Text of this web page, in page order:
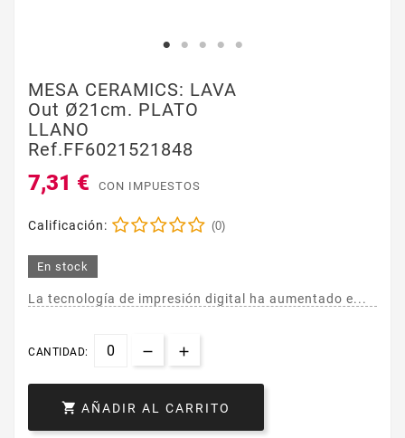
MESA CERAMICS: LAVA
Out Ø21cm. PLATO
LLANO
Ref.FF6021521848
7,31 € CON IMPUESTOS
Calificación: (0)
En stock
La tecnología de impresión digital ha aumentado e...
CANTIDAD:
 AÑADIR AL CARRITO